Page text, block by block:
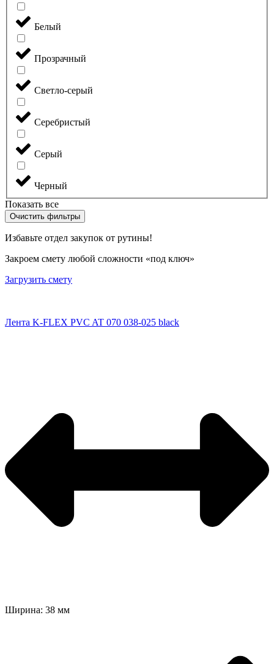
Белый
Прозрачный
Светло-серый
Серебристый
Серый
Черный
Показать все
Очистить фильтры
Избавьте отдел закупок от рутины!
Закроем смету любой сложности «под ключ»
Загрузить смету
Лента K-FLEX PVC AT 070 038-025 black
Ширина: 38 мм